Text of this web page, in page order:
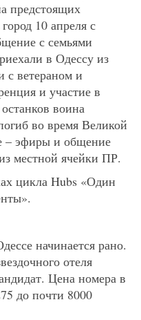
предстоящих
10 апреля с
с семьями
в Одессу из
с ветераном и
и участие в
воина
во время Великой
– эфиры и общение
местной ячейки ПР.
цикла Hubs «Один
начинается рано.
отеля
Цена номера в
до почти 8000